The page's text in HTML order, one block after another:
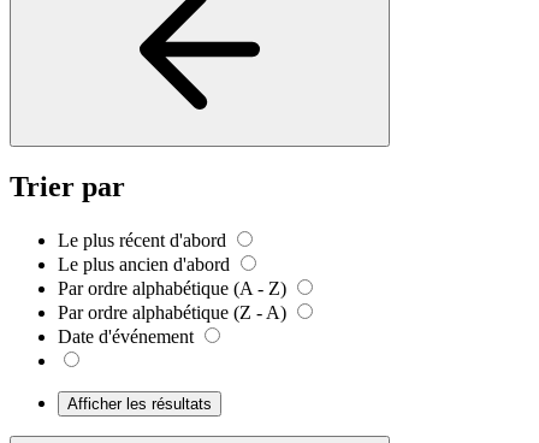
Trier par
Le plus récent d'abord
Le plus ancien d'abord
Par ordre alphabétique (A - Z)
Par ordre alphabétique (Z - A)
Date d'événement
Afficher les résultats